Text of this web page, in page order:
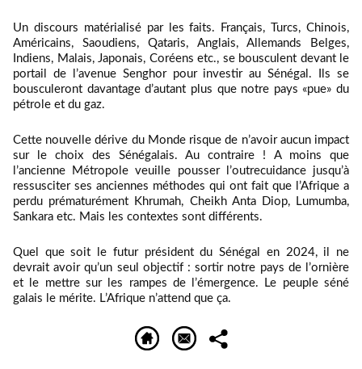
Un discours matérialisé par les faits. Français, Turcs, Chinois,
Américains, Saoudiens, Qataris, Anglais, Allemands Belges,
Indiens, Malais, Japonais, Coréens etc., se bousculent devant le
portail de l’avenue Senghor pour investir au Sénégal. Ils se
bousculeront davantage d’autant plus que notre pays «pue» du
pétrole et du gaz.
Cette nouvelle dérive du Monde risque de n’avoir aucun impact
sur le choix des Sénégalais. Au contraire ! A moins que
l’ancienne Métropole veuille pousser l’outrecuidance jusqu’à
ressusciter ses anciennes méthodes qui ont fait que l’Afrique a
perdu prématurément Khrumah, Cheikh Anta Diop, Lumumba,
Sankara etc. Mais les contextes sont différents.
Quel que soit le futur président du Sénégal en 2024, il ne
devrait avoir qu’un seul objectif : sortir notre pays de l’ornière
et le mettre sur les rampes de l’émergence. Le peuple séné
galais le mérite. L’Afrique n’attend que ça.